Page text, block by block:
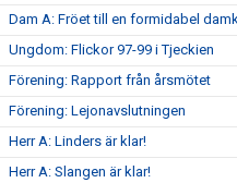
Dam A: Fröet till en formidabel
Ungdom: Flickor 97-99 i Tjeckien
Förening: Rapport från årsmötet
Förening: Lejonavslutningen
Herr A: Linders är klar!
Herr A: Slangen är klar!